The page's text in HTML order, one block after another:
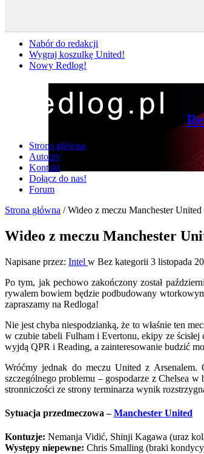
Nabór do redakcji
Wygraj koszulkę United!
Nowy Redlog!
Strona główna
Autorzy
Kontakt
Dołącz do nas!
Forum
Strona główna /Wideo z meczu Manchester
Wideo z meczu Manchester
Napisane przez: Intel w Bez kategorii 3 listopada
Po tym, jak pechowo zakończony został
rywalem bowiem będzie podbudowany
zapraszamy na Redloga!
Nie jest chyba niespodzianką, że to właśnie ten
w czubie tabeli Fulham i Evertonu, ekipy ze
wyjdą QPR i Reading, a zainteresowanie budzić
Wróćmy jednak do meczu United z
szczególnego problemu – gospodarze z Chelsea
stronniczości ze strony terminarza wynik
Sytuacja przedmeczowa –Manchester United
Kontuzje: Nemanja Vidić, Shinji Kagawa (uraz
Występy niepewne: Chris Smalling (braki